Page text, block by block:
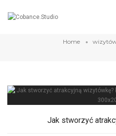
wizytówka
Home
Jak stworzyć